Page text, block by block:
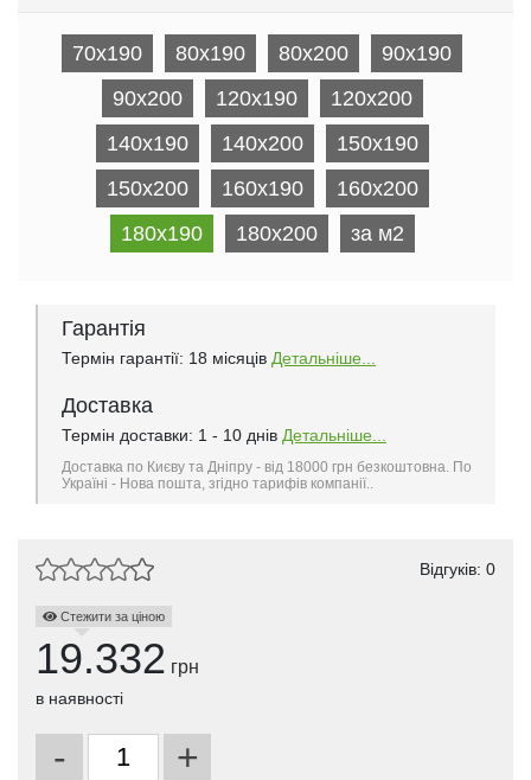
70x190 80x190 80x200
90x190
90x200
120x190
120x200
140x190
140x200
150x190
150x200
160x190
160x200
180x190
180x200 за м2
Гарантія
Термін гарантії: 18 місяців Детальніше...
Доставка
Термін доставки: 1 - 10 днів Детальніше...
Доставка по Києву та Дніпру - від 18000 грн безкоштовна. По
Україні - Нова пошта, згідно тарифів компанії..
Відгуків: 0
Стежити за ціною
19.332 грн
в наявності
- +